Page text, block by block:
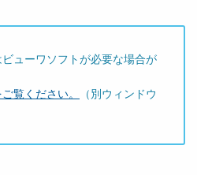
ューワソフトが必要な場合が
覧ください。
（別ウィンドウ